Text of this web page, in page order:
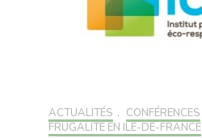
ACTUALITÉS , CONFÉRENCES
FRUGALITÉ EN ILE-DE-FRANCE